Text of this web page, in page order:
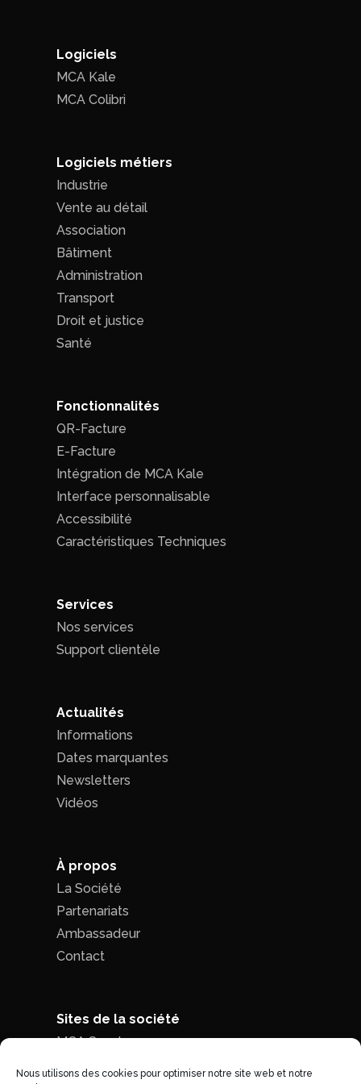
Nous utilisons des cookies pour optimiser notre site web et notre
Logiciels
MCA Kale
MCA Colibri
Logiciels métiers
Industrie
Vente au détail
Association
Bâtiment
Administration
Transport
Droit et justice
Santé
Fonctionnalités
QR-Facture
E-Facture
Intégration de MCA Kale
Interface personnalisable
Accessibilité
Caractéristiques Techniques
Services
Nos services
Support clientèle
Actualités
Informations
Dates marquantes
Newsletters
Vidéos
À propos
La Société
Partenariats
Ambassadeur
Contact
Sites de la société
MCA Seed